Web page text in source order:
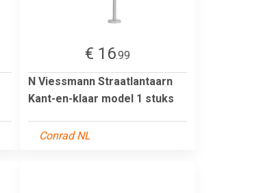
€ 16.99
N Viessmann Straatlantaarn
Kant-en-klaar model 1 stuks
Conrad NL